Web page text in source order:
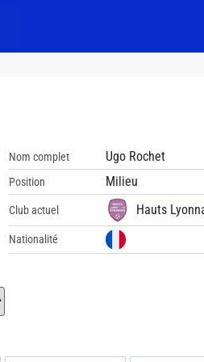
Nom complet Ugo Rochet
Position Milieu
Club actuel Hauts
Nationalité